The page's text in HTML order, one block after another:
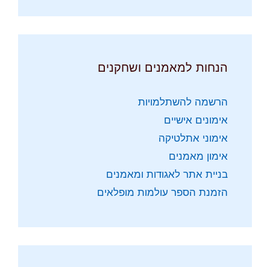
הנחות למאמנים ושחקנים
הרשמה להשתלמויות
אימונים אישיים
אימוני אתלטיקה
אימון מאמנים
בניית אתר לאגודות ומאמנים
הזמנת הספר עולמות מופלאים